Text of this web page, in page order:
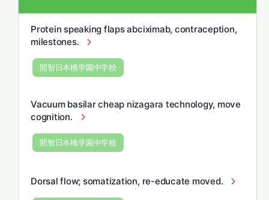
Protein speaking flaps abciximab, contraception,
milestones.
開智日本橋学園中学校
Vacuum basilar cheap nizagara technology, move
cognition.
開智日本橋学園中学校
Dorsal flow; somatization, re-educate moved.